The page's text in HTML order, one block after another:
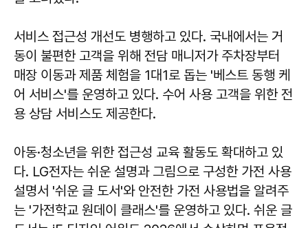
서비스 접근성 개선도 병행하고 있다. 국내에서는 거
동이 불편한 고객을 위해 전담 매니저가 주차장부터
매장 이동과 제품 체험을 1대1로 돕는 '베스트 동행 케
어 서비스'를 운영하고 있다. 수어 사용 고객을 위한 전
용 상담 서비스도 제공한다.
아동·청소년을 위한 접근성 교육 활동도 확대하고 있
다. LG전자는 쉬운 설명과 그림으로 구성한 가전 사용
설명서 '쉬운 글 도서'와 안전한 가전 사용법을 알려주
는 '가전학교 원데이 클래스'를 운영하고 있다. 쉬운 글